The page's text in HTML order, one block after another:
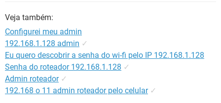
Veja também:
Configurei meu admin
192.168.1.128 admin ✓
Eu quero descobrir a senha do wi-fi pelo IP 192.168.1.128
Senha do roteador 192.168.1.128 ✓
Admin roteador ✓
192.168 o 11 admin roteador pelo celular ✓